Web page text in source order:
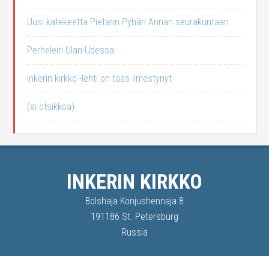
Uusi katekeetta Pietarin Pyhän Annan seurakuntaan
Perheleiri Ulan-Udessa
Inkerin kirkko -lehti on taas ilmestynyt
(ei otsikkoa)
INKERIN KIRKKO
Bolshaja Konjushennaja 8
191186 St. Petersburg
Russia